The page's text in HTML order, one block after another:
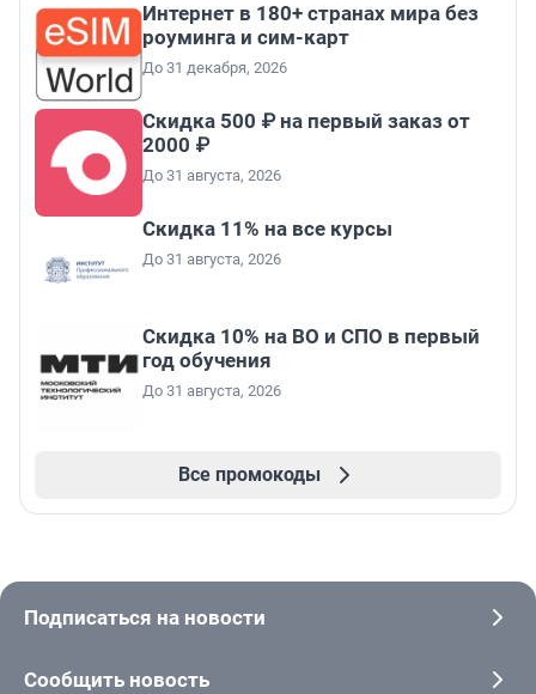
Интернет в 180+ странах мира без
роуминга и сим-карт
До 31 декабря, 2026
Скидка 500 ₽ на первый заказ от
2000 ₽
До 31 августа, 2026
Скидка 11% на все курсы
До 31 августа, 2026
Скидка 10% на ВО и СПО в первый
год обучения
До 31 августа, 2026
Все промокоды
Подписаться на новости
Сообщить новость